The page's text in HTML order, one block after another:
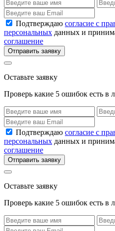
Подтверждаю согласие с
персональных данных и
соглашение
Отправить заявку
Оставьте заявку
Проверь какие 5 ошибок есть в
Подтверждаю согласие с
персональных данных и
соглашение
Отправить заявку
Оставьте заявку
Проверь какие 5 ошибок есть